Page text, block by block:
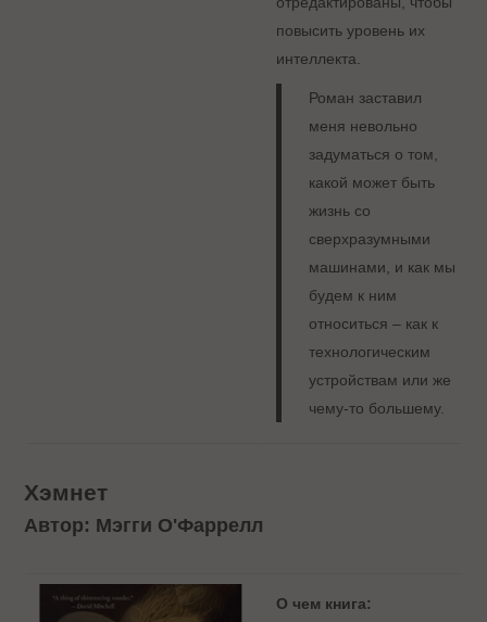
повысить уровень их
интеллекта.
Роман заставил
меня невольно
задуматься о том,
какой может быть
жизнь со
сверхразумными
машинами, и как мы
будем к ним
относиться – как к
технологическим
устройствам или же
чему-то большему.
Хэмнет
Автор: Мэгги О'Фаррелл
О чем книга: